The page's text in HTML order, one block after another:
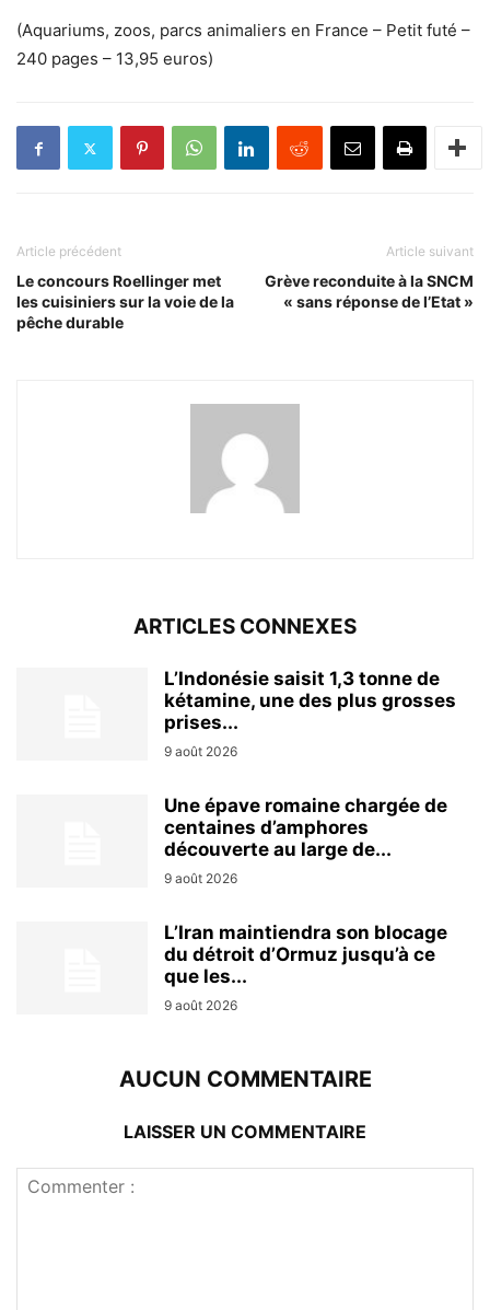
(Aquariums, zoos, parcs animaliers en France – Petit futé –
240 pages – 13,95 euros)
Article précédent
Le concours Roellinger met
les cuisiniers sur la voie de la
pêche durable
Article suivant
Grève reconduite à la SNCM
« sans réponse de l’Etat »
ARTICLES CONNEXES
L’Indonésie saisit 1,3 tonne de
kétamine, une des plus grosses
prises...
9 août 2026
Une épave romaine chargée de
centaines d’amphores
découverte au large de...
9 août 2026
L’Iran maintiendra son blocage
du détroit d’Ormuz jusqu’à ce
que les...
9 août 2026
AUCUN COMMENTAIRE
LAISSER UN COMMENTAIRE